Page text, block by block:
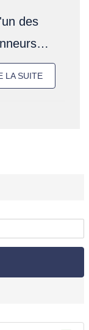
des
LA SUITE